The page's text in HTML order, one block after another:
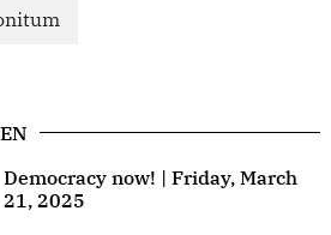
Democracy now! | Friday, March
21, 2025